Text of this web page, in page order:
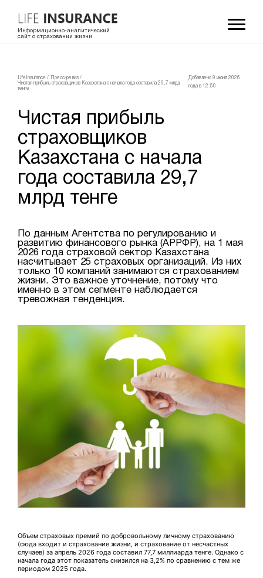
Информационно-аналитический
сайт о страховании жизни
LifeInsurance / Пресс-релиз /
Чистая прибыль страховщиков Казахстана с начала года составила 29,7 млрд
тенге
Добавлено 9 июня 2026
года в 12:50
Чистая прибыль
страховщиков
Казахстана с начала
года составила 29,7
млрд тенге
По данным Агентства по регулированию и
развитию финансового рынка (АРРФР), на 1 мая
2026 года страховой сектор Казахстана
насчитывает 25 страховых организаций. Из них
только 10 компаний занимаются страхованием
жизни. Это важное уточнение, потому что
именно в этом сегменте наблюдается
тревожная тенденция.
Объем страховых премий по добровольному личному страхованию
(сюда входит и страхование жизни, и страхование от несчастных
случаев) за апрель 2026 года составил 77,7 миллиарда тенге. Однако с
начала года этот показатель снизился на 3,2% по сравнению с тем же
периодом 2025 года.